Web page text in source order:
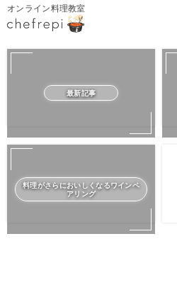
オンライン料理教室
最新記事
料理がさらにおいしくなるワインペ
アリング